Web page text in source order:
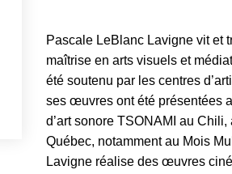
Pascale LeBlanc Lavigne vit et
maîtrise en arts visuels et
été soutenu par les centres
ses œuvres ont été présentées
d’art sonore TSONAMI au
Québec, notamment au Mois
Lavigne réalise des œuvres